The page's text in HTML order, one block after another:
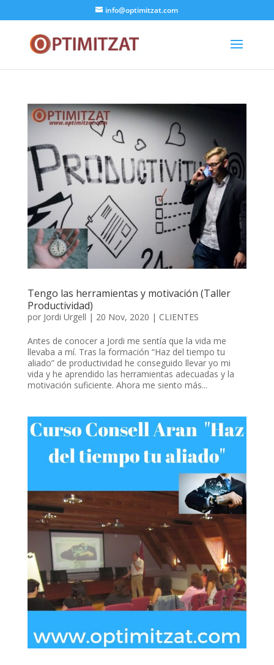
info@optimitzat.com
Tengo las herramientas y motivación (Taller
Productividad)
por Jordi Urgell | 20 Nov, 2020 | CLIENTES
Antes de conocer a Jordi me sentía que la vida me
llevaba a mí. Tras la formación “Haz del tiempo tu
aliado” de productividad he conseguido llevar yo mi
vida y he aprendido las herramientas adecuadas y la
motivación suficiente. Ahora me siento más...